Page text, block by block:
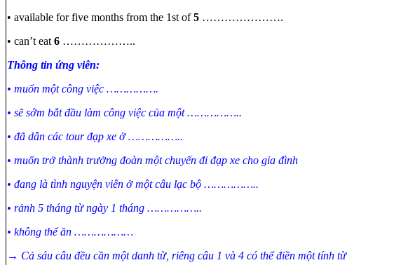
• available for five months from the 1st of5 ………………….
• can’t eat 6 ………………..
Thông tin ứng viên:
• muốn một công việc …………….
• sẽ sớm bắt đầu làm công việc của một ……………..
• đã dẫn các tour đạp xe ở ……………..
• muốn trở thành trưởng đoàn một chuyến đi đạp xe cho gia đình
• đang là tình nguyện viên ở một câu lạc bộ ……………..
• rảnh 5 tháng từ ngày 1 tháng ……………..
• không thể ăn ………………
→ Cả sáu câu đều cần một danh từ, riêng câu 1 và 4 có thể điền một tính từ